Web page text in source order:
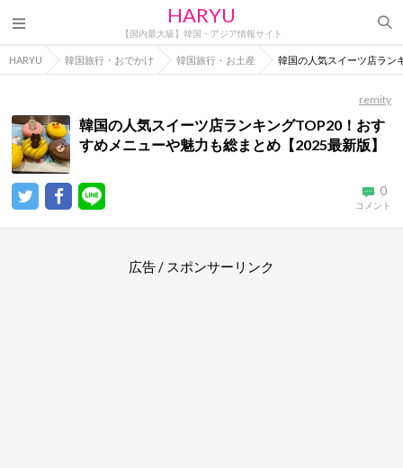
HARYU
【国内最大級】韓国・アジア情報サイト
HARYU 韓国旅行・おでかけ 韓国旅行・お土産 韓国の人気スイーツ店ラン
remity
韓国の人気スイーツ店ランキングTOP20！おす
すめメニューや魅力も総まとめ【2025最新版】
0
コメント
広告 / スポンサーリンク